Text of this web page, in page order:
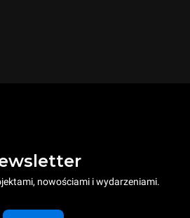
nowościami i wydarzeniami.